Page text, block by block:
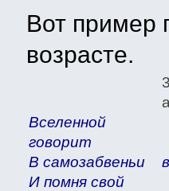
Вот пример
возрасте.
Вселенной
говорит
В самозабвеньи
И помня свой